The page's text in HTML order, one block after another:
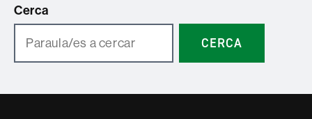
Cerca
CERCA